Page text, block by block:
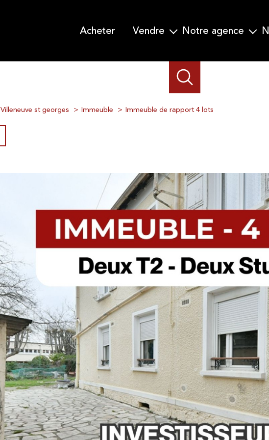
acheter
vendre
Demander une estimation
notre agence
Notre équipe
Villeneuve st georges Immeuble Immeuble de rapport 4 lots